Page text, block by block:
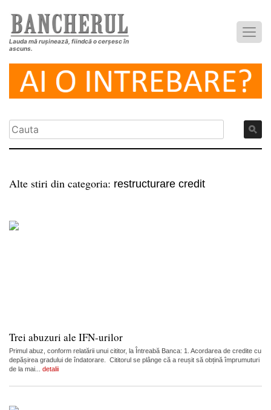
Lauda mă rușinează, fiindcă o cerșesc în
ascuns.
Alte stiri din categoria: restructurare credit
Trei abuzuri ale IFN-urilor
Primul abuz, conform relatării unui cititor, la Întreabă Banca: 1. Acordarea de credite cu
depășirea gradului de îndatorare. Cititorul se plânge că a reușit să obțină împrumuturi
de la mai... detalii